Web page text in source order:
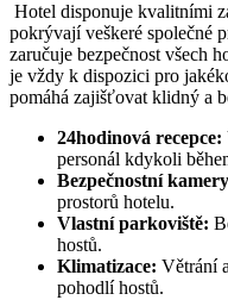
Hotel disponuje kvalitními
pokrývají veškeré společné
zaručuje bezpečnost všech
⁤je ​vždy k‍ dispozici pro
pomáhá zajišťovat klidný a
24hodinová recepce:
personál kdykoli
Bezpečnostní
‌prostorů hotelu.
Vlastní parkoviště:
hostů.
Klimatizace: ⁤Větrání
pohodlí hostů.